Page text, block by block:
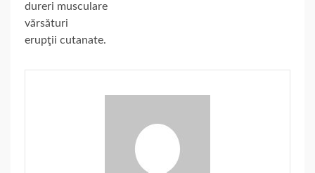
dureri musculare
vărsături
erupţii cutanate.